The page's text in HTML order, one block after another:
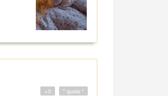
" quote "
+0